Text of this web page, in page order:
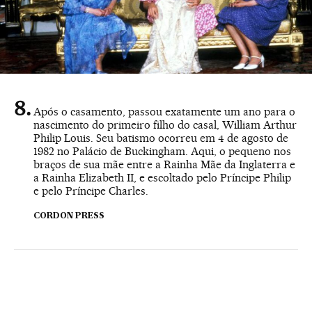
Após o casamento, passou exatamente um ano para o
nascimento do primeiro filho do casal, William Arthur
Philip Louis. Seu batismo ocorreu em 4 de agosto de
1982 no Palácio de Buckingham. Aqui, o pequeno nos
braços de sua mãe entre a Rainha Mãe da Inglaterra e
a Rainha Elizabeth II, e escoltado pelo Príncipe Philip
e pelo Príncipe Charles.
CORDON PRESS